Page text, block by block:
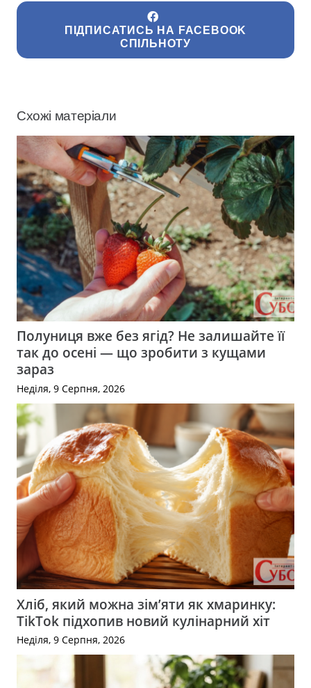
ПІДПИСАТИСЬ НА FACEBOOK
СПІЛЬНОТУ
Схожі матеріали
Полуниця вже без ягід? Не залишайте її
так до осені — що зробити з кущами
зараз
Неділя, 9 Серпня, 2026
Хліб, який можна зім’яти як хмаринку:
TikTok підхопив новий кулінарний хіт
Неділя, 9 Серпня, 2026